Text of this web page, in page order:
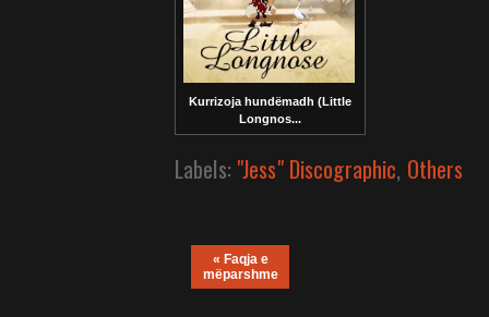
Kurrizoja hundëmadh (Little
Longnos...
Labels: "Jess" Discographic, Others
« Faqja e
mëparshme